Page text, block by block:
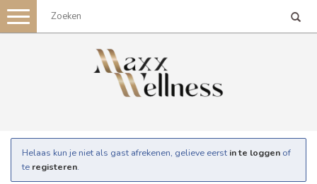
Toggle
navigation
Helaas kun je niet als gast afrekenen, gelieve eerst in te loggen of
te registeren.